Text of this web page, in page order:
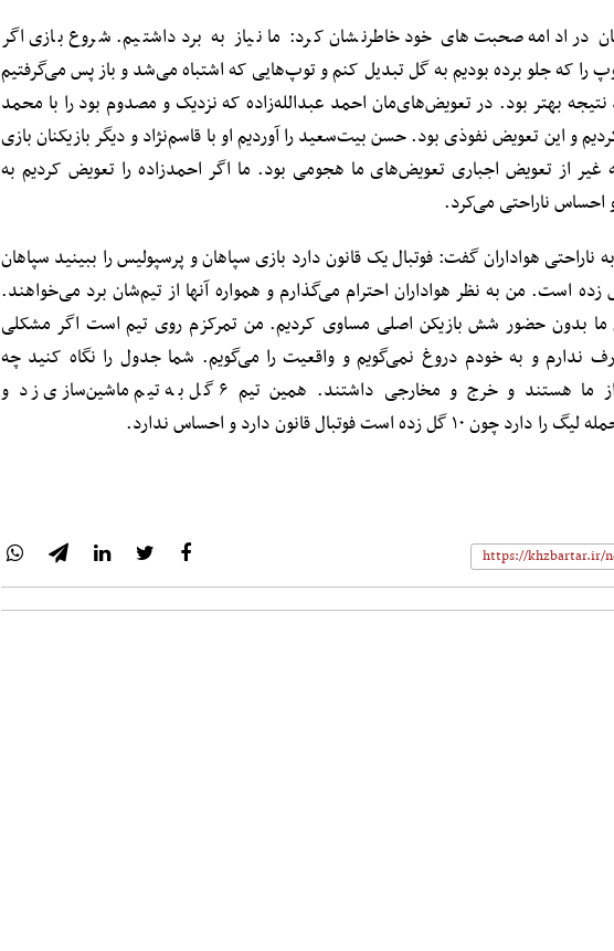
در ادامه صحبت‌های خود خاطرنشان کرد: ما نیاز به برد داشتیم. شروع بازی اگر
را که جلو برده بودیم به گل تبدیل کنم و توپ‌هایی که اشتباه می‌شد و باز پس می‌گرفتیم
بهتر بود. در تعویض‌های‌مان احمد عبدالله‌زاده که نزدیک و مصدوم بود را با محمد
و این تعویض نفوذی بود. حسن بیت‌سعید را آوردیم او با قاسم‌نژاد و دیگر بازیکنان بازی
غیر از تعویض اجباری تعویض‌های ما هجومی بود. ما اگر احمدزاده را تعویض کردیم به
احساس ناراحتی می‌کرد.
ناراحتی هواداران گفت: فوتبال یک قانون دارد بازی سپاهان و پرسپولیس را ببینید سپاهان
زده است. من به نظر هواداران احترام می‌گذارم و همواره آنها از تیم‌شان برد می‌خواهند.
ما بدون حضور شش بازیکن اصلی مساوی کردیم. من تمرکزم روی تیم است اگر مشکلی
ندارم و به خودم دروغ نمی‌گویم و واقعیت را می‌گویم. شما جدول را نگاه کنید چه
تیم‌هایی پایین‌تر از ما هستند و خرج و مخارجی داشتند. همین تیم ۶ گل به تیم ماشین‌سازی زد و
زده است فوتبال قانون دارد و احساس ندارد.